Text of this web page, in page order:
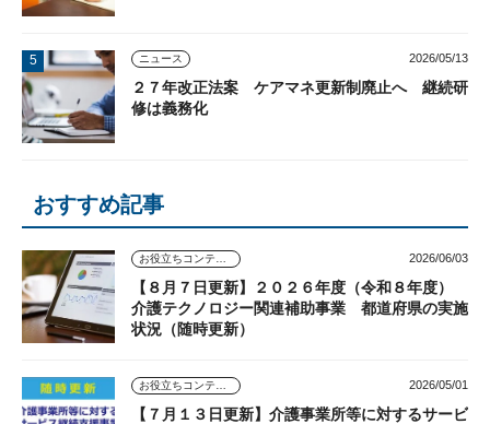
ニュース 2026/05/13
２７年改正法案 ケアマネ更新制廃止へ 継続研
修は義務化
おすすめ記事
2026/06/03
【８月７日更新】２０２６年度（令和８年度）
介護テクノロジー関連補助事業 都道府県の実施
状況（随時更新）
2026/05/01
【７月１３日更新】介護事業所等に対するサービ